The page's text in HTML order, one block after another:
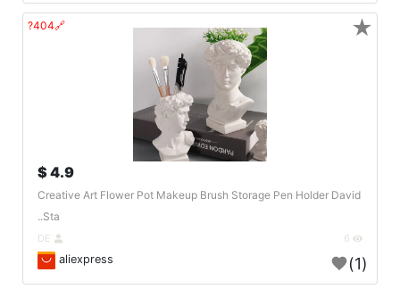
🔗404?
4.9 $
Creative Art Flower Pot Makeup Brush Storage Pen Holder David
Sta..
aliexpress (1)
★